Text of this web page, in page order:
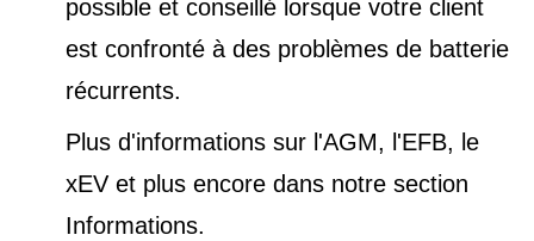
possible et conseillé lorsque votre client
est confronté à des problèmes de batterie
récurrents.
Plus d'informations sur l'AGM, l'EFB, le
xEV et plus encore dans notre section
Informations.